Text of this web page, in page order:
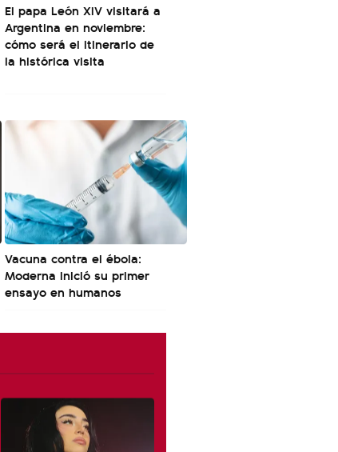
El papa León XIV visitará a
Argentina en noviembre:
cómo será el itinerario de
la histórica visita
Vacuna contra el ébola:
Moderna inició su primer
ensayo en humanos